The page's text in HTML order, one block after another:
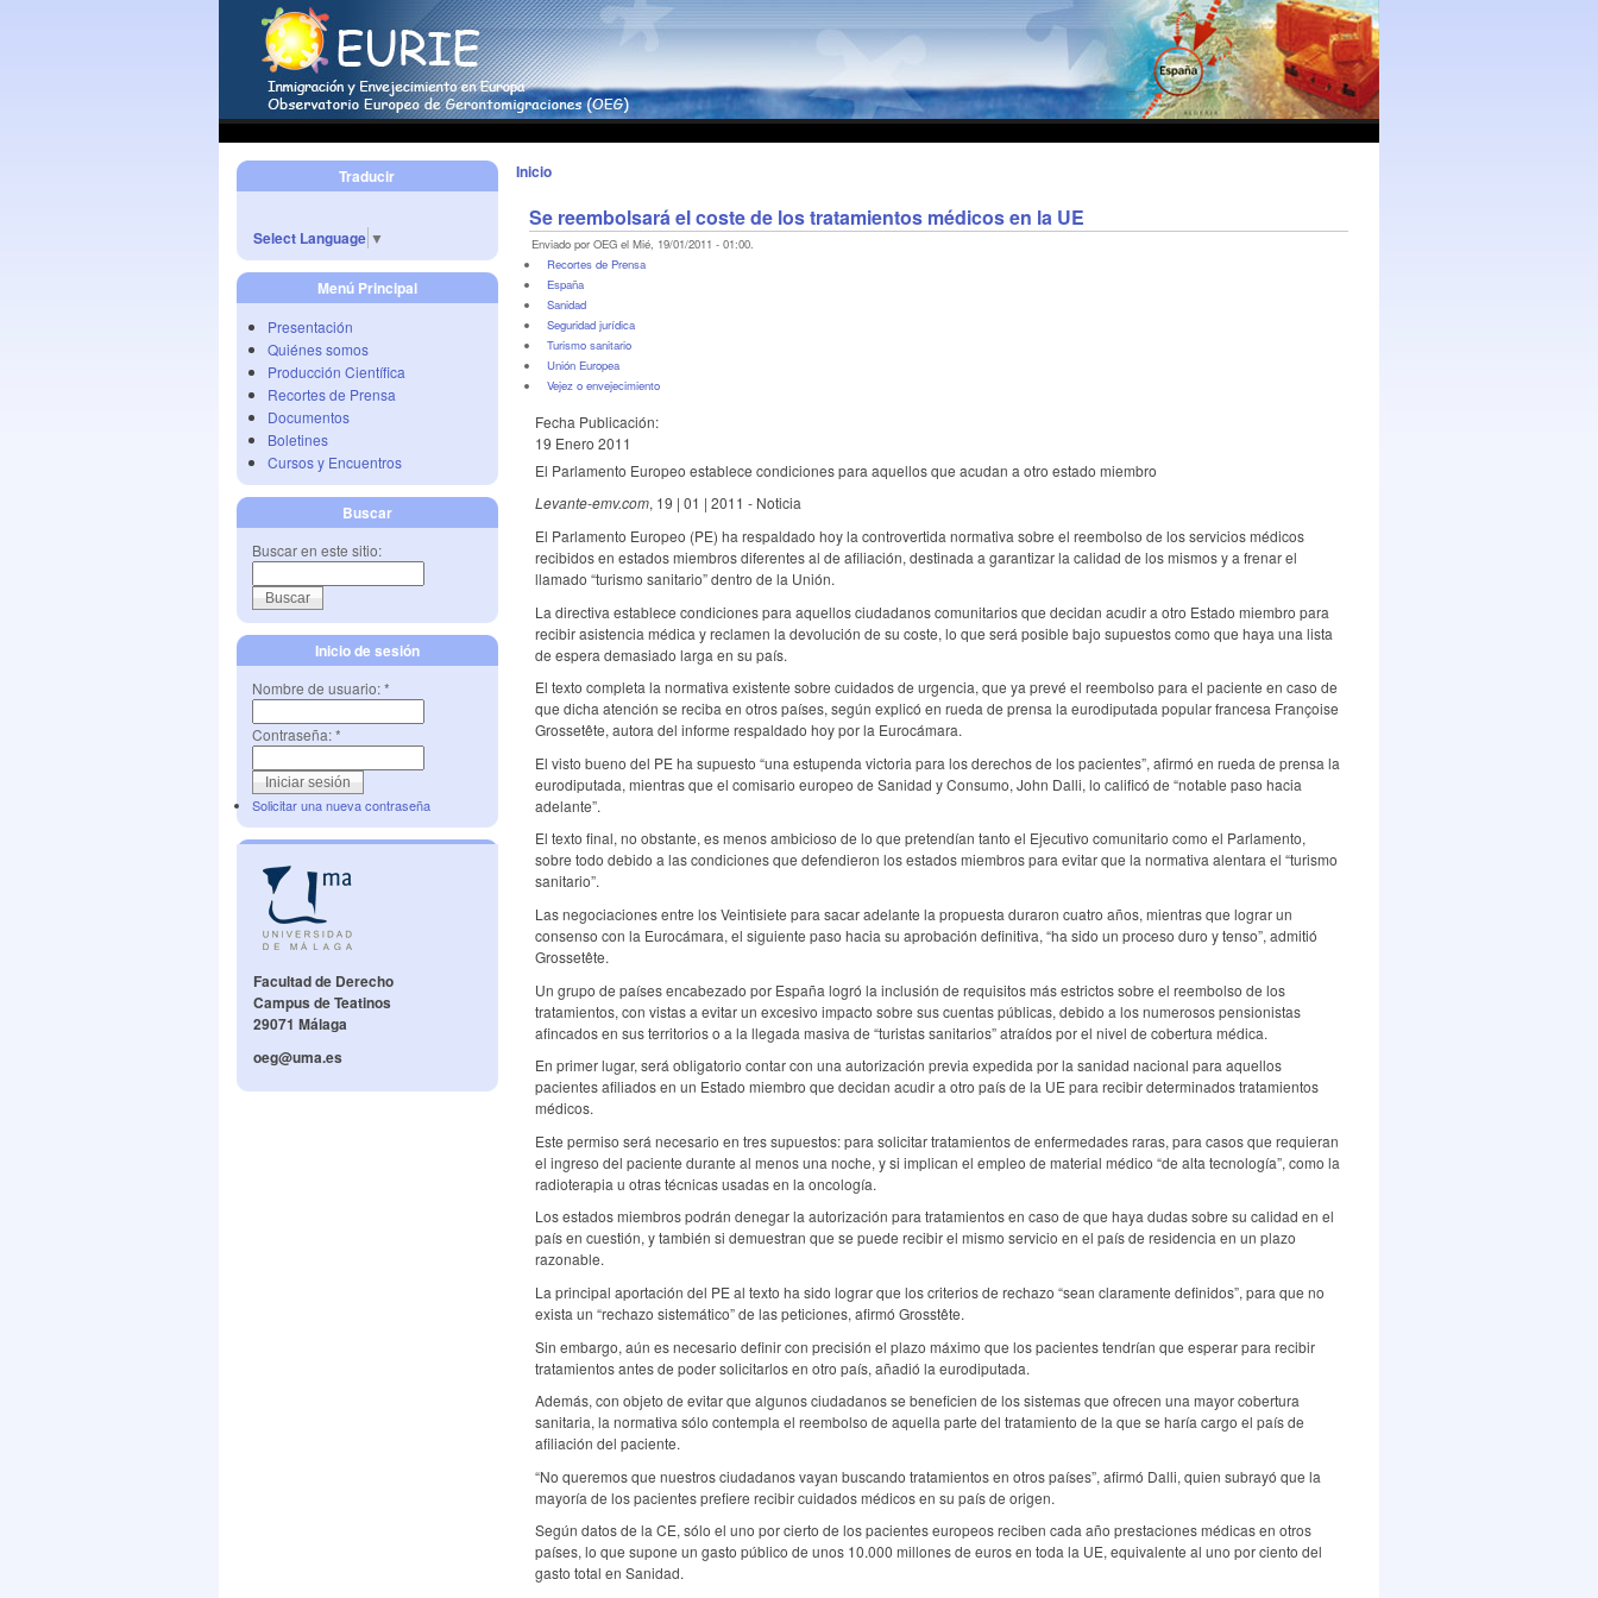
Traducir
Select Language ▼
Menú Principal
Presentación
Quiénes somos
Producción Científica
Recortes de Prensa
Documentos
Boletines
Cursos y Encuentros
Buscar
Buscar en este sitio:
Inicio de sesión
Nombre de usuario:*
Contraseña:*
Solicitar una nueva contraseña
Facultad de Derecho
Campus de Teatinos
29071 Málaga
oeg@uma.es
Inicio
Se reembolsará el coste de los tratamientos médicos en la UE
Enviado por OEG el Mié, 19/01/2011 - 01:00.
Recortes de Prensa
España
Sanidad
Seguridad jurídica
Turismo sanitario
Unión Europea
Vejez o envejecimiento
Fecha Publicación:
19 Enero 2011
El Parlamento Europeo establece condiciones para aquellos que acudan a otro estado miembro
Levante-emv.com, 19 | 01 | 2011 - Noticia
El Parlamento Europeo (PE) ha respaldado hoy la controvertida normativa sobre el reembolso de los servicios médicos
recibidos en estados miembros diferentes al de afiliación, destinada a garantizar la calidad de los mismos y a frenar el
llamado “turismo sanitario” dentro de la Unión.
La directiva establece condiciones para aquellos ciudadanos comunitarios que decidan acudir a otro Estado miembro para
recibir asistencia médica y reclamen la devolución de su coste, lo que será posible bajo supuestos como que haya una lista
de espera demasiado larga en su país.
El texto completa la normativa existente sobre cuidados de urgencia, que ya prevé el reembolso para el paciente en caso de
que dicha atención se reciba en otros países, según explicó en rueda de prensa la eurodiputada popular francesa Françoise
Grossetête, autora del informe respaldado hoy por la Eurocámara.
El visto bueno del PE ha supuesto “una estupenda victoria para los derechos de los pacientes”, afirmó en rueda de prensa la
eurodiputada, mientras que el comisario europeo de Sanidad y Consumo, John Dalli, lo calificó de “notable paso hacia
adelante”.
El texto final, no obstante, es menos ambicioso de lo que pretendían tanto el Ejecutivo comunitario como el Parlamento,
sobre todo debido a las condiciones que defendieron los estados miembros para evitar que la normativa alentara el “turismo
sanitario”.
Las negociaciones entre los Veintisiete para sacar adelante la propuesta duraron cuatro años, mientras que lograr un
consenso con la Eurocámara, el siguiente paso hacia su aprobación definitiva, “ha sido un proceso duro y tenso”, admitió
Grossetête.
Un grupo de países encabezado por España logró la inclusión de requisitos más estrictos sobre el reembolso de los
tratamientos, con vistas a evitar un excesivo impacto sobre sus cuentas públicas, debido a los numerosos pensionistas
afincados en sus territorios o a la llegada masiva de “turistas sanitarios” atraídos por el nivel de cobertura médica.
En primer lugar, será obligatorio contar con una autorización previa expedida por la sanidad nacional para aquellos
pacientes afiliados en un Estado miembro que decidan acudir a otro país de la UE para recibir determinados tratamientos
médicos.
Este permiso será necesario en tres supuestos: para solicitar tratamientos de enfermedades raras, para casos que requieran
el ingreso del paciente durante al menos una noche, y si implican el empleo de material médico “de alta tecnología”, como la
radioterapia u otras técnicas usadas en la oncología.
Los estados miembros podrán denegar la autorización para tratamientos en caso de que haya dudas sobre su calidad en el
país en cuestión, y también si demuestran que se puede recibir el mismo servicio en el país de residencia en un plazo
razonable.
La principal aportación del PE al texto ha sido lograr que los criterios de rechazo “sean claramente definidos”, para que no
exista un “rechazo sistemático” de las peticiones, afirmó Grosstête.
Sin embargo, aún es necesario definir con precisión el plazo máximo que los pacientes tendrían que esperar para recibir
tratamientos antes de poder solicitarlos en otro país, añadió la eurodiputada.
Además, con objeto de evitar que algunos ciudadanos se beneficien de los sistemas que ofrecen una mayor cobertura
sanitaria, la normativa sólo contempla el reembolso de aquella parte del tratamiento de la que se haría cargo el país de
afiliación del paciente.
“No queremos que nuestros ciudadanos vayan buscando tratamientos en otros países”, afirmó Dalli, quien subrayó que la
mayoría de los pacientes prefiere recibir cuidados médicos en su país de origen.
Según datos de la CE, sólo el uno por cierto de los pacientes europeos reciben cada año prestaciones médicas en otros
países, lo que supone un gasto público de unos 10.000 millones de euros en toda la UE, equivalente al uno por ciento del
gasto total en Sanidad.